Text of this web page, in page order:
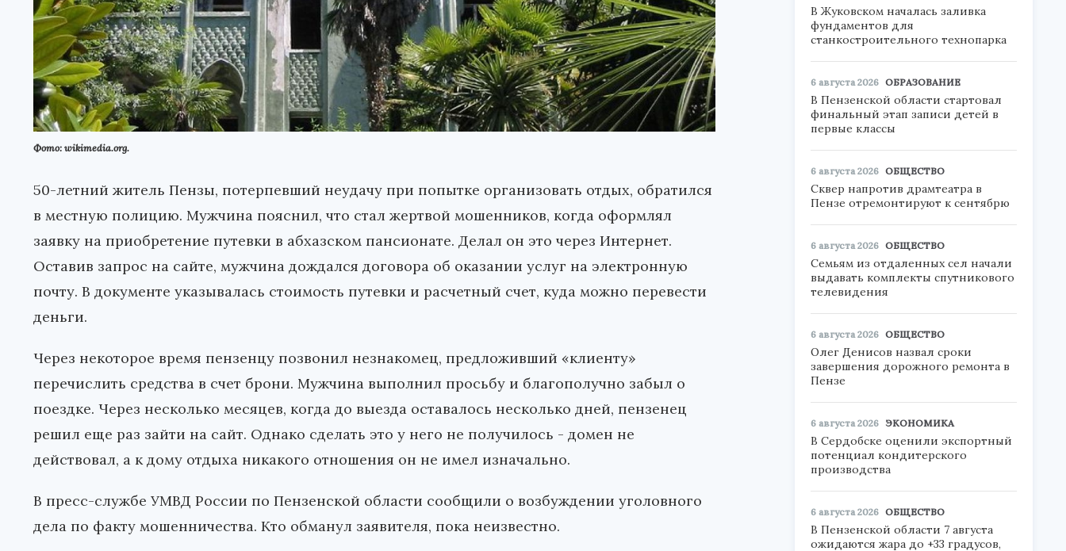
Фото: wikimedia.org.
50-летний житель Пензы, потерпевший неудачу при попытке организовать отдых, обратился
в местную полицию. Мужчина пояснил, что стал жертвой мошенников, когда оформлял
заявку на приобретение путевки в абхазском пансионате. Делал он это через Интернет.
Оставив запрос на сайте, мужчина дождался договора об оказании услуг на электронную
почту. В документе указывалась стоимость путевки и расчетный счет, куда можно перевести
деньги.
Через некоторое время пензенцу позвонил незнакомец, предложивший «клиенту»
перечислить средства в счет брони. Мужчина выполнил просьбу и благополучно забыл о
поездке. Через несколько месяцев, когда до выезда оставалось несколько дней, пензенец
решил еще раз зайти на сайт. Однако сделать это у него не получилось - домен не
действовал, а к дому отдыха никакого отношения он не имел изначально.
В пресс-службе УМВД России по Пензенской области сообщили о возбуждении уголовного
дела по факту мошенничества. Кто обманул заявителя, пока неизвестно.
В Жуковском началась заливка
фундаментов для
станкостроительного технопарка
6 августа 2026 ОБРАЗОВАНИЕ
В Пензенской области стартовал
финальный этап записи детей в
первые классы
6 августа 2026 ОБЩЕСТВО
Сквер напротив драмтеатра в
Пензе отремонтируют к сентябрю
6 августа 2026 ОБЩЕСТВО
Семьям из отдаленных сел начали
выдавать комплекты спутникового
телевидения
6 августа 2026 ОБЩЕСТВО
Олег Денисов назвал сроки
завершения дорожного ремонта в
Пензе
6 августа 2026 ЭКОНОМИКА
В Сердобске оценили экспортный
потенциал кондитерского
производства
6 августа 2026 ОБЩЕСТВО
В Пензенской области 7 августа
ожидаются жара до +33 градусов,